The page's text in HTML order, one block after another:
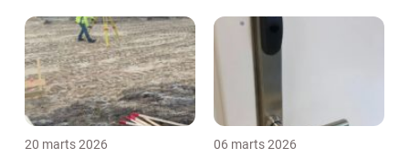
20 marts 2026 06 marts 2026